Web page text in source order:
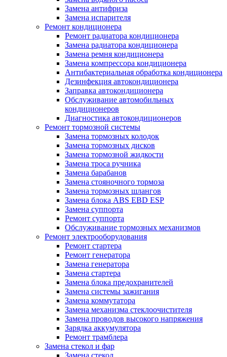
Замена антифриза
Замена испарителя
Ремонт кондиционера
Ремонт радиатора кондиционера
Замена радиатора кондиционера
Замена ремня кондиционера
Замена компрессора кондиционера
Антибактериальная обработка кондиционера
Дезинфекция автокондиционера
Заправка автокондиционера
Обслуживание автомобильных
кондиционеров
Диагностика автокондиционеров
Ремонт тормозной системы
Замена тормозных колодок
Замена тормозных дисков
Замена тормозной жидкости
Замена троса ручника
Замена барабанов
Замена стояночного тормоза
Замена тормозных шлангов
Замена блока ABS EBD ESP
Замена суппорта
Ремонт суппорта
Обслуживание тормозных механизмов
Ремонт электрооборудования
Ремонт стартера
Ремонт генератора
Замена генератора
Замена стартера
Замена блока предохранителей
Замена системы зажигания
Замена коммутатора
Замена механизма стеклоочистителя
Замена проводов высокого напряжения
Зарядка аккумулятора
Ремонт трамблера
Замена стекол и фар
Замена стекол